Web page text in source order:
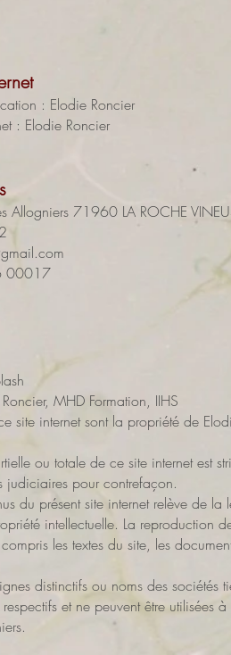
: Elodie Roncier
: Elodie Roncier
Allogniers 71960 LA ROCHE
00017
MHD Formation, IIHS
site internet sont la propriété de
ou totale de ce site internet est
judiciaires pour contrefaçon.
du présent site internet relève de
intellectuelle. La reproduction
les textes du site, les
distinctifs ou noms des sociétés
et ne peuvent être utilisées